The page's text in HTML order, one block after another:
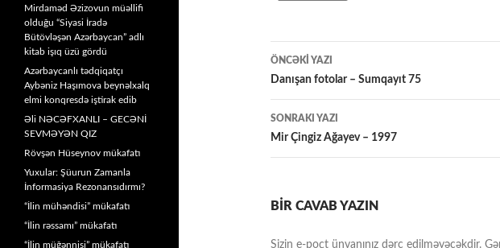
Yazılar
üzrə
naviqasiya
ÖNCƏKI YAZI
Danışan fotolar – Sumqayıt 75
SONRAKI YAZI
Mir Çingiz Ağayev – 1997
BIR CAVAB YAZIN
Sizin e-poçt ünvanınız dərc edilməyəcəkdir.
Mirdaməd Əzizovun müəllifi
olduğu “Siyasi İradə
Bütövləşən Azərbaycan” adlı
kitab işıq üzü gördü
Azərbaycanlı tədqiqatçı
Aybəniz Haşımova beynəlxalq
elmi konqresdə iştirak edib
Əli NƏCƏFXANLI – GECƏNİ
SEVMƏYƏN QIZ
Rövşən Hüseynov mükafatı
Yuxular: Şüurun Zamanla
İnformasiya Rezonansıdırmı?
“İlin mühəndisi” mükafatı
“İlin rəssamı” mükafatı
“İlin müğənnisi” mükafatı